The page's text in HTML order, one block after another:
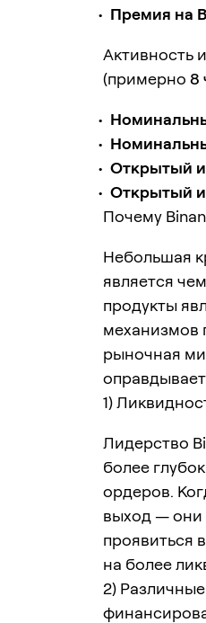
Премия на
Активность
(примерно 8
Открытый
Открытый
Почему
Небольшая
является
продукты
механизмов
рыночная
1)
Лидерство
более
ордеров.
выход — они
проявиться
на более
2)